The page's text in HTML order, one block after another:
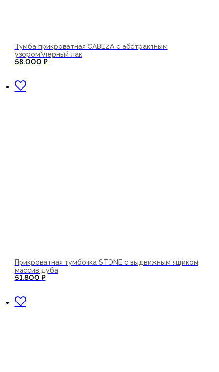
Тумба прикроватная CABEZA с абстрактным
узором\черный лак
58.000 ₽
Прикроватная тумбочка STONE с выдвижным ящиком
массив дуба
51.800 ₽